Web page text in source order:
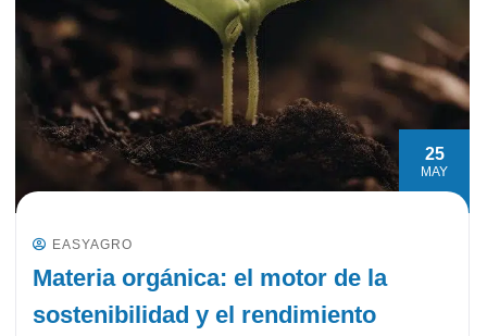
25
MAY
EASYAGRO
Materia orgánica: el motor de la
sostenibilidad y el rendimiento